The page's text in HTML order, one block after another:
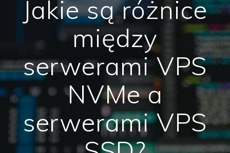
Jakie są różnice
między
serwerami VPS
NVMe a
serwerami VPS